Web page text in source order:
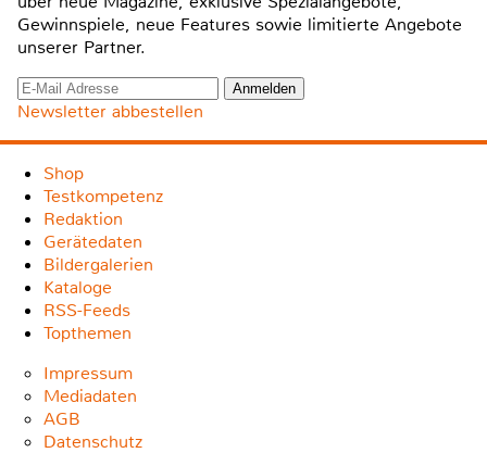
Gewinnspiele, neue Features sowie limitierte Angebote
unserer Partner.
Newsletter abbestellen
Shop
Testkompetenz
Redaktion
Gerätedaten
Bildergalerien
Kataloge
RSS-Feeds
Topthemen
Impressum
Mediadaten
AGB
Datenschutz